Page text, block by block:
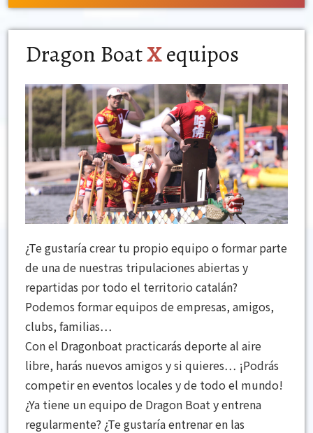
Dragon BoatXequipos
¿Te gustaría crear tu propio equipo o formar parte
de una de nuestras tripulaciones abiertas y
repartidas por todo el territorio catalán?
Podemos formar equipos de empresas, amigos,
clubs, familias…
Con el Dragonboat practicarás deporte al aire
libre, harás nuevos amigos y si quieres… ¡Podrás
competir en eventos locales y de todo el mundo!
¿Ya tiene un equipo de Dragon Boaty entrena
regularmente? ¿Te gustaría entrenar en las